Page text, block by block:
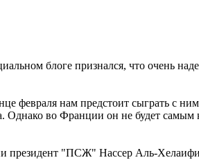
блоге признался, что очень
февраля нам предстоит сыграть с
Однако во Франции он не будет
президент "ПСЖ" Нассер Аль-